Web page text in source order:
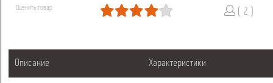
Оценить товар ( 2 )
Описание Характеристики